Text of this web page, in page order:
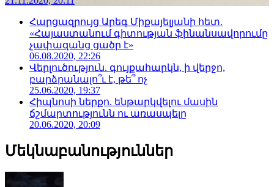
Հարցազրույց Արեգ Միքայելյանի հետ.
«Հայաստանում գիտության ֆինանսավորումը
չափազանց ցածր է»
06.08.2020, 22:26
Վերլուծություն. գույքահարկն, ի վերջո,
բարձրանալո՞ւ է, թե՞ ոչ
25.06.2020, 19:37
Հիպնոսի ներքո. ենթարկվելու մասին
ճշմարտությունն ու առասպելը
20.06.2020, 20:09
Մեկնաբանություններ